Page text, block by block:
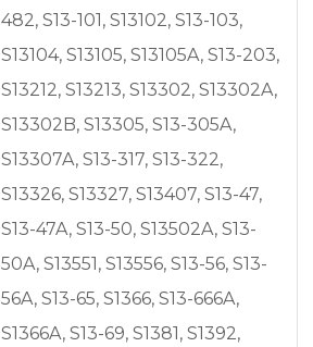
482, S13-101, S13102, S13-103,
S13104, S13105, S13105A, S13-203,
S13212, S13213, S13302, S13302A,
S13302B, S13305, S13-305A,
S13307A, S13-317, S13-322,
S13326, S13327, S13407, S13-47,
S13-47A, S13-50, S13502A, S13-
50A, S13551, S13556, S13-56, S13-
56A, S13-65, S1366, S13-666A,
S1366A, S13-69, S1381, S1392,